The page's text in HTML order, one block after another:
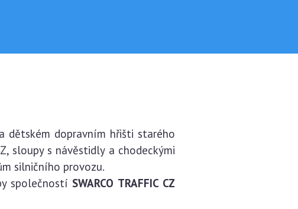
dětském dopravním hřišti starého
sloupy s návěstidly a chodeckými
silničního provozu.
společností SWARCO TRAFFIC CZ